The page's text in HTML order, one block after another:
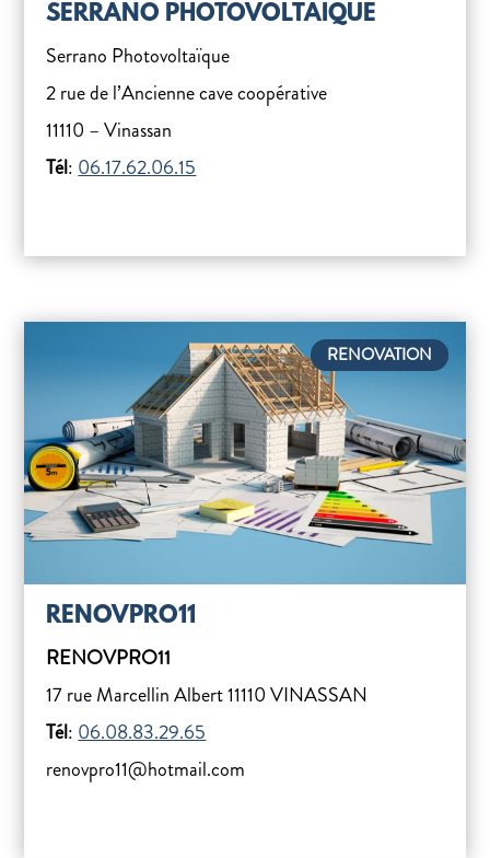
SERRANO PHOTOVOLTAÏQUE
Serrano Photovoltaïque
2 rue de l’Ancienne cave coopérative
11110 – Vinassan
Tél: 06.17.62.06.15
RENOVATION
RENOVPRO11
RENOVPRO11
17 rue Marcellin Albert 11110 VINASSAN
Tél: 06.08.83.29.65
renovpro11@hotmail.com